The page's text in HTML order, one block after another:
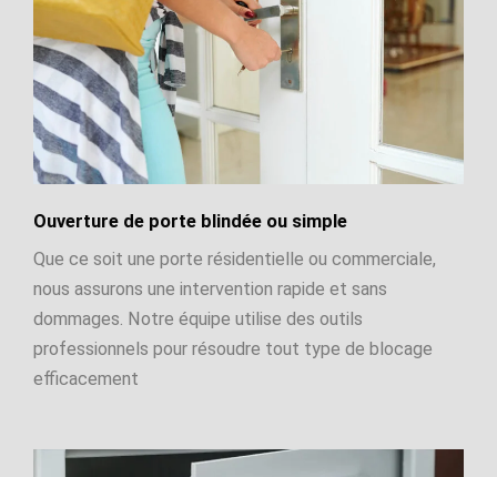
Ouverture de porte blindée ou simple
Que ce soit une porte résidentielle ou commerciale,
nous assurons une intervention rapide et sans
dommages. Notre équipe utilise des outils
professionnels pour résoudre tout type de blocage
efficacement